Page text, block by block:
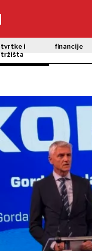
tvrtke i
tržišta
financije